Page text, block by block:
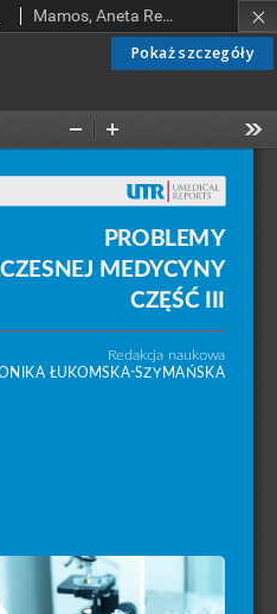
Pokaż szczegóły
Mamos, Aneta Renata; Duraj, Anna; Orszulak-Michalak, Daria; Bachór, Julia; Grygorczuk< Oliwia; Mrozik, Martyna; Dworak, Mateusz; Ciabiada-Bryła, Beata; Białas, Adam J.; Kwaśniewska, Magdalena; Sawina, Anna; Etape Kang, Derrick; Kurissuveettil, Ajo George; Godala, Małgorzata; Markiewicz-Tomczyk, Agata; Budzisz, Elżbieta; Erkiert-Polguj, Anna; Wojtczak, Magdalena; Żebrowska, Agnieszka; Bryś, Ewa; Dymarczyk, marta; Płuciennik-Stronias, Małgorzata; Broniarek-Machnik, Małgorzata; Bołtacz-Rzepkowska, Elżbieta